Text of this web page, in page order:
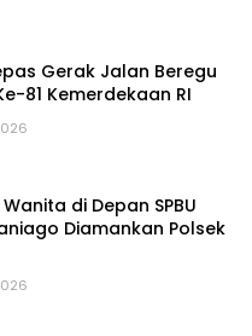
Gerak Jalan Beregu
81 Kemerdekaan RI
di Depan SPBU
Diamankan Polsek